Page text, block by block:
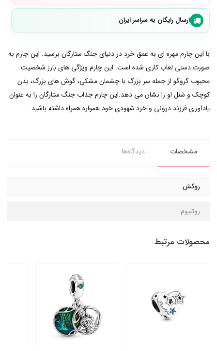
ارسال رایگان به سراسر ایران
با این چارم مهره ای به عمق خرد در دنیای جنگ ستارگان برسید. این چارم به
صورت دستی لعاب کاری شده است. این چارم ویژگی های بارز شخصیت
محبوب گروگو از جمله سر بزرگ با چشمان مشکی، گوش های بزرگ، بدن
کوچک و شنل او را نشان می دهد.این چارم جذاب جنگ ستارگان را به عنوان
یادآوری فرزند درونی و خرد شهودی خود همواره همراه داشته باشید.
مشخصات دیدگاه‌ها
روکش
روتنیوم
محصولات مرتبط